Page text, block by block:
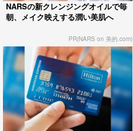
NARSの新クレンジングオイルで毎
朝、メイク映えする潤い美肌へ
PR(NARS on 美的.com)